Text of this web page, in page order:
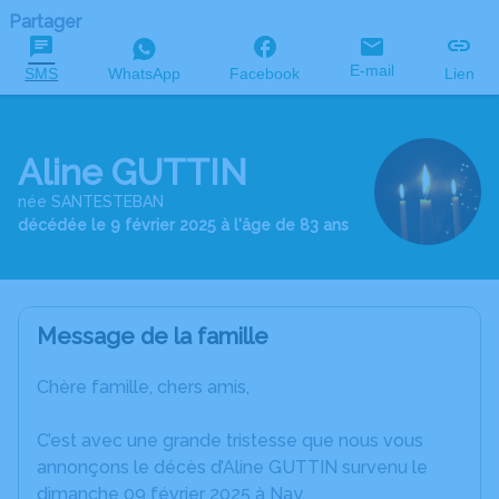
Partager
SMS WhatsApp Facebook E-mail Lien
Aline GUTTIN
née SANTESTEBAN
décédée le 9 février 2025 à l'âge de 83 ans
Message de la famille
Chère famille, chers amis,
C’est avec une grande tristesse que nous vous
annonçons le décès d’Aline GUTTIN survenu le
dimanche 09 février 2025 à Nay.